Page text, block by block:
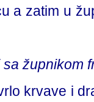
a zatim u
župnikom
krvave i